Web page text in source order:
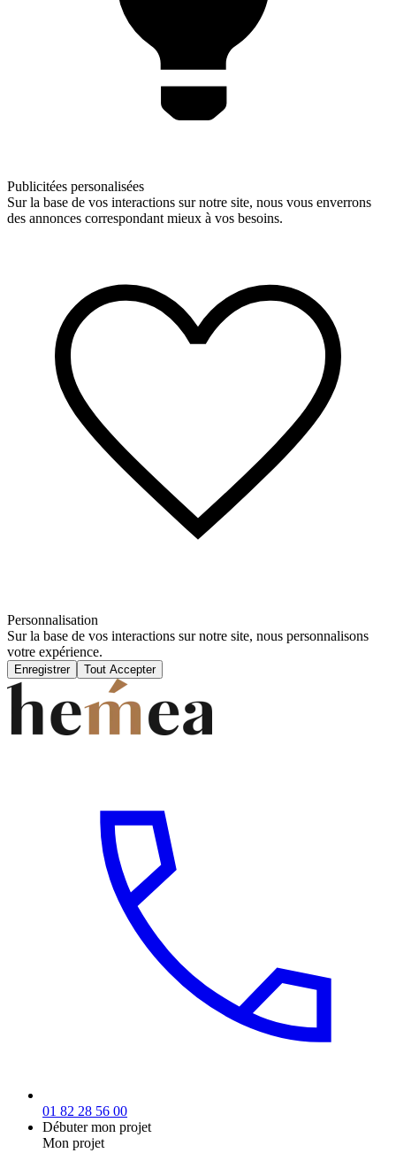
Publicitées personalisées
Sur la base de vos interactions sur notre site, nous vous enverrons
des annonces correspondant mieux à vos besoins.
Personnalisation
Sur la base de vos interactions sur notre site, nous personnalisons
votre expérience.
Enregistrer Tout Accepter
01 82 28 56 00
Débuter mon projet
Mon projet